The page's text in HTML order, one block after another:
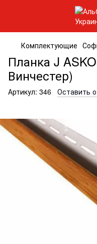
Комплектующие
Планка J
Винчестер)
Артикул: 346 Оставить